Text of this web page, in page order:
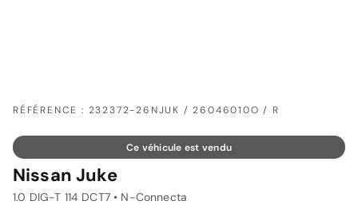
RÉFÉRENCE : 232372-26NJUK / 26046010O / R
Ce véhicule est vendu
Nissan Juke
1.0 DIG-T 114 DCT7 • N-Connecta